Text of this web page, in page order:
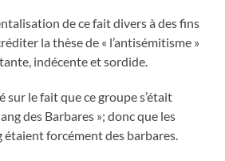
de ce fait divers à des fins
la thèse de « l’antisémitisme »
indécente et sordide.
sur le fait que ce groupe s’était
des Barbares »; donc que les
étaient forcément des barbares.